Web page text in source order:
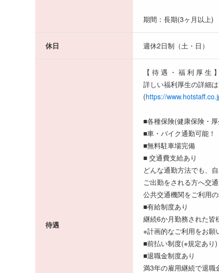
期間：長期(3ヶ月以上)
休日 週休2日制（土・日）
待遇
【 待 遇 ・ 福 利 厚 生
詳しい福利厚生の詳細
(https://
■各種保険(健康保険・
■車・バイク通勤可能！
■無料駐車場完備
■ 交通費支給あり
どんな通勤方法でも、
ご出勤をされる方へ交
公共交通機関をご利用
■有給制度あり
継続6か月勤務された皆
※計画的なご利用をお願
■前払い制度(※規定あり)
■退職金制度あり
満3年の雇用継続で退職